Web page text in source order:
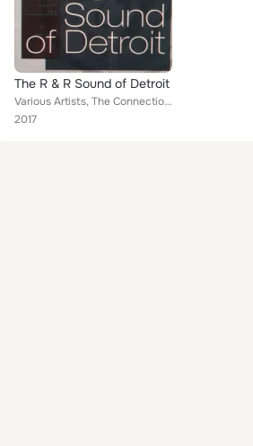
The R & R Sound of Detroit
Various Artists, The Connection, Nu Life, Markus Anthony, Clarence Jackson, Jeanette Rudolph
2017